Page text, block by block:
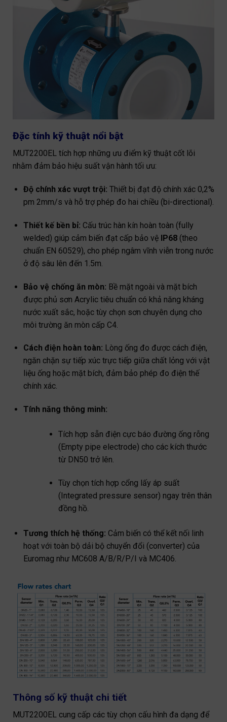
Đặc tính kỹ thuật nổi bật
MUT2200EL tích hợp những ưu điểm kỹ thuật cốt lõi
nhằm đảm bảo hiệu suất vận hành tối ưu:
Độ chính xác vượt trội: Thiết bị đạt độ chính xác 0,2%
pm 2mm/s và hỗ trợ phép đo hai chiều (bi-directional).
Thiết kế bền bỉ: Cấu trúc hàn kín hoàn toàn (fully
welded) giúp cảm biến đạt cấp bảo vệ IP68(theo
chuẩn EN 60529), cho phép ngâm vĩnh viễn trong nước
ở độ sâu lên đến 1.5m.
Bảo vệ chống ăn mòn: Bề mặt ngoài và mặt bích
được phủ sơn Acrylic tiêu chuẩn có khả năng kháng
nước xuất sắc, hoặc tùy chọn sơn chuyên dụng cho
môi trường ăn mòn cấp C4.
Cách điện hoàn toàn: Lòng ống đo được cách điện,
ngăn chặn sự tiếp xúc trực tiếp giữa chất lỏng với vật
liệu ống hoặc mặt bích, đảm bảo phép đo điện thế
chính xác.
Tính năng thông minh:
Tích hợp sẵn điện cực báo đường ống rỗng
(Empty pipe electrode) cho các kích thước
từ DN50 trở lên.
Tùy chọn tích hợp cổng lấy áp suất
(Integrated pressure sensor) ngay trên thân
đồng hồ.
Tương thích hệ thống: Cảm biến có thể kết nối linh
hoạt với toàn bộ dải bộ chuyển đổi (converter) của
Euromag như MC608 A/B/R/P/I và MC406.
Thông số kỹ thuật chi tiết
MUT2200EL cung cấp các tùy chọn cấu hình đa dạng để